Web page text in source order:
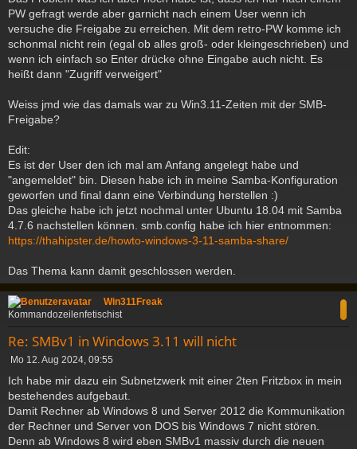
PW gefragt werde aber garnicht nach einem User wenn ich
versuche die Freigabe zu erreichen. Mit dem retro-PW komme ich
schonmal nicht rein (egal ob alles groß- oder kleingeschrieben) und
wenn ich einfach so Enter drücke ohne Eingabe auch nicht. Es
heißt dann "Zugriff verweigert"
Weiss jmd wie das damals war zu Win3.11-Zeiten mit der SMB-
Freigabe?
Edit:
Es ist der User den ich mal am Anfang angelegt habe und
"angemeldet" bin. Diesen habe ich in meine Samba-Konfiguration
geworfen und final dann eine Verbindung herstellen :)
Das gleiche habe ich jetzt nochmal unter Ubuntu 18.04 mit Samba
4.7.6 nachstellen können. smb.config habe ich hier entnommen:
https://thahipster.de/howto-windows-3-11-samba-share/
Das Thema kann damit geschlossen werden.
a
c
Win311Freak
Kommandozeilenfetischist
Re: SMBv1 in Windows 3.11 will nicht
B
i
t
r
a
g
Mo 12. Aug 2024, 09:55
Ich habe mir dazu ein Subnetzwerk mit einer 2ten Fritzbox in mein
bestehendes aufgebaut.
Damit Rechner ab Windows 8 und Server 2012 die Kommunikation
der Rechner und Server von DOS bis Windows 7 nicht stören.
Denn ab Windows 8 wird eben SMBv1 massiv durch die neuen